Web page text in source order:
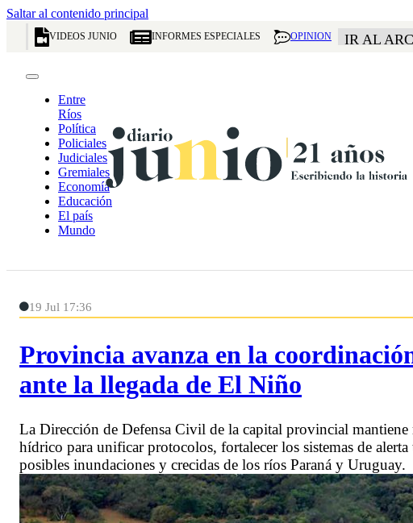
Saltar al contenido principal
VIDEOS JUNIO INFORMES ESPECIALES OPINION IR AL
Entre
Ríos
Política
Policiales
Judiciales
Gremiales
Economía
Educación
El país
Mundo
19 Jul 17:36
Provincia avanza en la
ante la llegada de El Niño
La Dirección de Defensa Civil de la capital provincial
hídrico para unificar protocolos, fortalecer los sistemas de
posibles inundaciones y crecidas de los ríos Paraná y Uruguay.